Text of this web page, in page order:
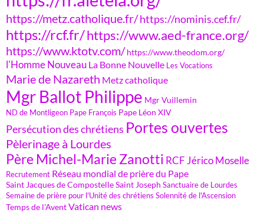
https://metz.catholique.fr/https://nominis.cef.fr/
https://rcf.fr/https://www.aed-france.org/
https://www.ktotv.com/ https://www.theodom.org/
l'Homme Nouveau La Bonne Nouvelle Les Vocations
Marie de Nazareth Metz catholique
Mgr Ballot Philippe Mgr Vuillemin
ND de Montligeon Pape François Pape Léon XIV
Persécution des chrétiens Portes ouvertes
Pèlerinage à Lourdes
Père Michel-Marie Zanotti RCF Jérico Moselle
Recrutement Réseau mondial de prière du Pape
Saint Jacques de CompostelleSaint Joseph Sanctuaire de Lourdes
Semaine de prière pour l'Unité des chrétiens Solennité de l'Ascension
Temps de l'AventVatican news